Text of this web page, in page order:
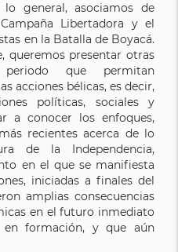
general, asociamos de
Libertadora y el
en la Batalla de Boyacá.
queremos presentar otras
que permitan
acciones bélicas, es decir,
políticas, sociales y
a conocer los enfoques,
recientes acerca de lo
de la Independencia,
en el que se manifiesta
iniciadas a finales del
amplias consecuencias
en el futuro inmediato
formación, y que aún